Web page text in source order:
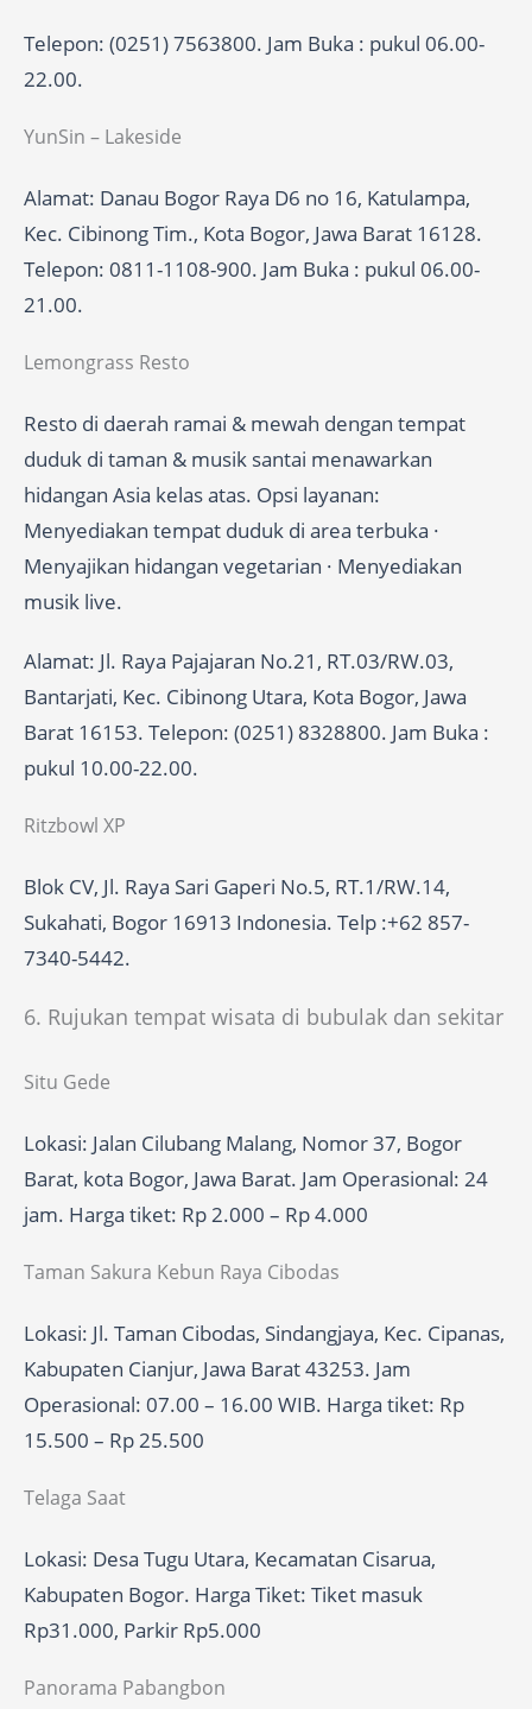
Telepon: (0251) 7563800. Jam Buka : pukul 06.00-
22.00.
YunSin – Lakeside
Alamat: Danau Bogor Raya D6 no 16, Katulampa,
Kec. Cibinong Tim., Kota Bogor, Jawa Barat 16128.
Telepon: 0811-1108-900. Jam Buka : pukul 06.00-
21.00.
Lemongrass Resto
Resto di daerah ramai & mewah dengan tempat
duduk di taman & musik santai menawarkan
hidangan Asia kelas atas. Opsi layanan:
Menyediakan tempat duduk di area terbuka ·
Menyajikan hidangan vegetarian · Menyediakan
musik live.
Alamat: Jl. Raya Pajajaran No.21, RT.03/RW.03,
Bantarjati, Kec. Cibinong Utara, Kota Bogor, Jawa
Barat 16153. Telepon: (0251) 8328800. Jam Buka :
pukul 10.00-22.00.
Ritzbowl XP
Blok CV, Jl. Raya Sari Gaperi No.5, RT.1/RW.14,
Sukahati, Bogor 16913 Indonesia. Telp :+62 857-
7340-5442.
6. Rujukan tempat wisata di bubulak dan sekitar
Situ Gede
Lokasi: Jalan Cilubang Malang, Nomor 37, Bogor
Barat, kota Bogor, Jawa Barat. Jam Operasional: 24
jam. Harga tiket: Rp 2.000 – Rp 4.000
Taman Sakura Kebun Raya Cibodas
Lokasi: Jl. Taman Cibodas, Sindangjaya, Kec. Cipanas,
Kabupaten Cianjur, Jawa Barat 43253. Jam
Operasional: 07.00 – 16.00 WIB. Harga tiket: Rp
15.500 – Rp 25.500
Telaga Saat
Lokasi: Desa Tugu Utara, Kecamatan Cisarua,
Kabupaten Bogor. Harga Tiket: Tiket masuk
Rp31.000, Parkir Rp5.000
Panorama Pabangbon